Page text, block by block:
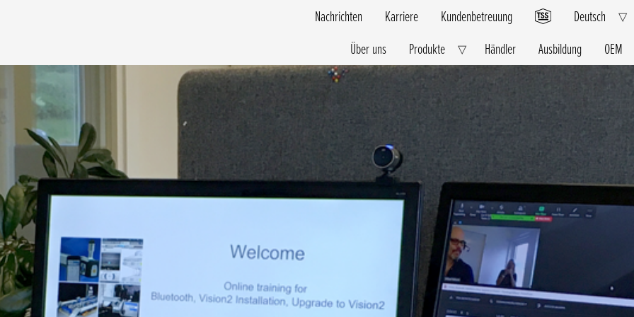
Über uns Produkte ▽ExpandHändler Ausbildung OEM
Nachrichten Karriere Kundenbetreuung Deutsch ▽